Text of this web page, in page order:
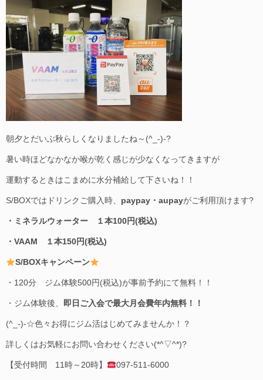
朝夕とだいぶ秋らしくなりましたね～(^_-)-?
暑い時ほどなかなか喉が乾く感じが少なくなってきますが
運動するときはこまめに水分補給して下さいね！！
S/BOXではドリンクご購入時、 paypay・aupayがご利用頂けます?
・ミネラルウォーター １本100円(税込)
・VAAM １本150円(税込)
S/BOXキャンペーン
・120分 ジム体験500円(税込)が事前予約にて無料！！
・ジム体験後、 即日ご入会で最大月会費年内無料！！
(^_-)-☆色々お得にジム活はじめてみませんか！？
詳しくはお気軽にお問い合わせください(*^▽^*)?
【受付時間 11時～20時】 097-511-6000